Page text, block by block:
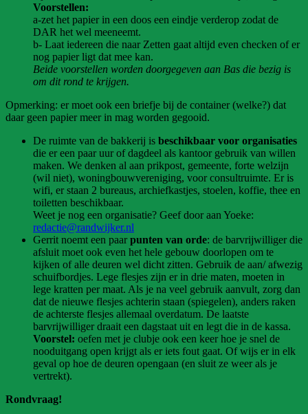
Voorstellen:
a-zet het papier in een doos een eindje verderop zodat de
DAR het wel meeneemt.
b- Laat iedereen die naar Zetten gaat altijd even checken of er
nog papier ligt dat mee kan.
Beide voorstellen worden doorgegeven aan Bas die bezig is
om dit rond te krijgen.
Opmerking: er moet ook een briefje bij de container (welke?) dat
daar geen papier meer in mag worden gegooid.
De ruimte van de bakkerij is beschikbaar voor organisaties
die er een paar uur of dagdeel als kantoor gebruik van willen
maken. We denken al aan prikpost, gemeente, forte welzijn
(wil niet), woningbouwvereniging, voor consultruimte. Er is
wifi, er staan 2 bureaus, archiefkastjes, stoelen, koffie, thee en
toiletten beschikbaar.
Weet je nog een organisatie? Geef door aan Yoeke:
redactie@randwijker.nl
Gerrit noemt een paarpunten van orde: de barvrijwilliger die
afsluit moet ook even het hele gebouw doorlopen om te
kijken of alle deuren wel dicht zitten. Gebruik de aan/ afwezig
schuifbordjes. Lege flesjes zijn er in drie maten, moeten in
lege kratten per maat. Als je na veel gebruik aanvult, zorg dan
dat de nieuwe flesjes achterin staan (spiegelen), anders raken
de achterste flesjes allemaal overdatum. De laatste
barvrijwilliger draait een dagstaat uit en legt die in de kassa.
Voorstel: oefen met je clubje ook een keer hoe je snel de
nooduitgang open krijgt als er iets fout gaat. Of wijs er in elk
geval op hoe de deuren opengaan (en sluit ze weer als je
vertrekt).
Rondvraag!